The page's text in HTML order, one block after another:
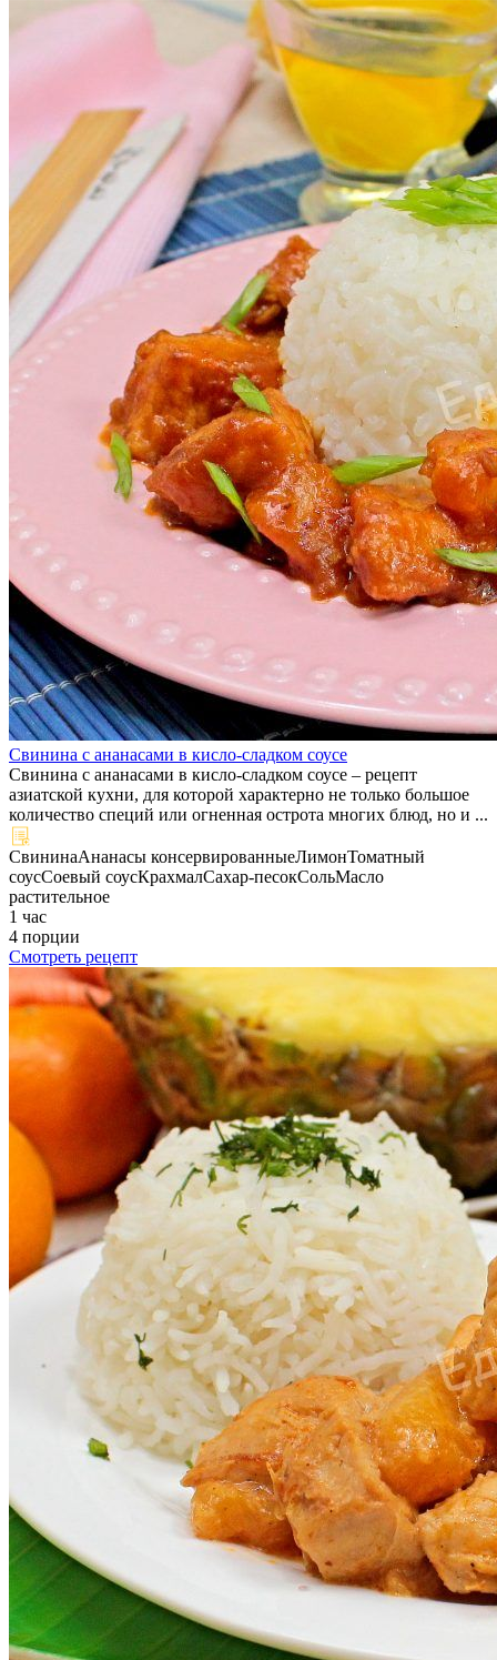
Свинина с ананасами в кисло-сладком соусе
Свинина с ананасами в кисло-сладком соусе – рецепт
азиатской кухни, для которой характерно не только большое
количество специй или огненная острота многих блюд, но и ...
СвининаАнанасы консервированныеЛимонТоматный
соусСоевый соусКрахмалСахар-песокСольМасло
растительное
1 час
4 порции
Смотреть рецепт